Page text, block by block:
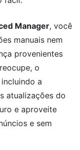
Manager, você
manuais nem
provenientes
o
a
atualizações do
e aproveite
e sem